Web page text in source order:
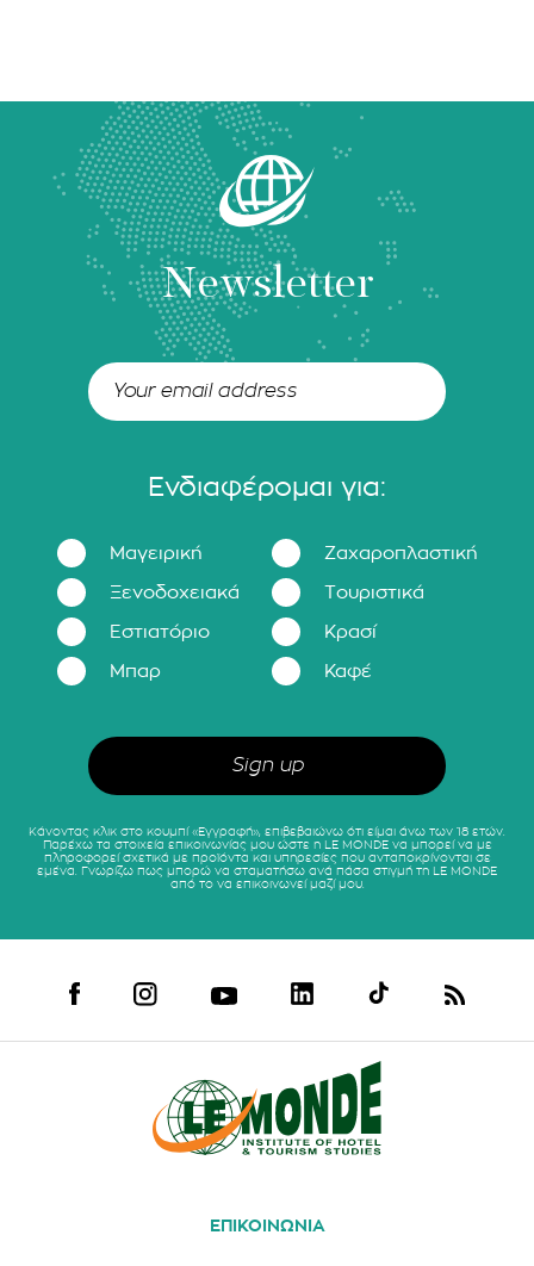
Newsletter
Ενδιαφέρομαι για:
Μαγειρική Ζαχαροπλαστική
Ξενοδοχειακά Τουριστικά
Εστιατόριο Κρασί
Μπαρ Καφέ
Κάνοντας κλικ στο κουμπί «Εγγραφή», επιβεβαιώνω ότι είμαι άνω των 18 ετών.
Παρέχω τα στοιχεία επικοινωνίας μου ώστε η LE MONDE να μπορεί να με
πληροφορεί σχετικά με προϊόντα και υπηρεσίες που ανταποκρίνονται σε
εμένα. Γνωρίζω πως μπορώ να σταματήσω ανά πάσα στιγμή τη LE MONDE
από το να επικοινωνεί μαζί μου.
ΕΠΙΚΟΙΝΩΝΙΑ